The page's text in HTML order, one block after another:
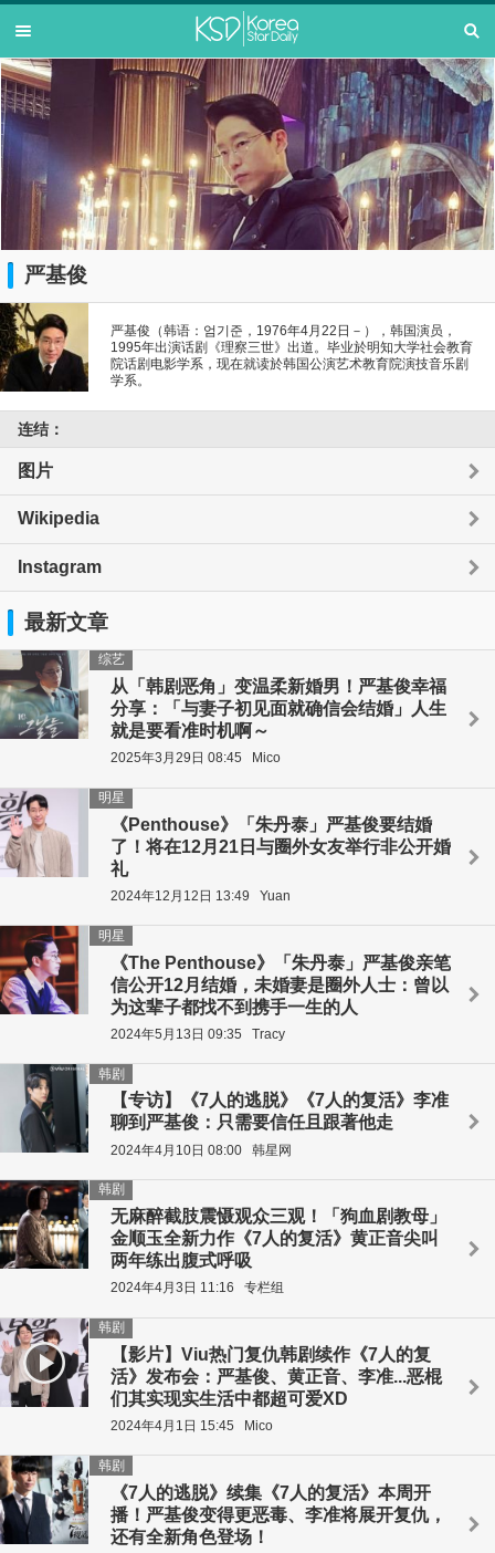
严基俊
严基俊（韩语：엄기준，1976年4月22日－），韩国演员，
1995年出演话剧《理察三世》出道。毕业於明知大学社会教育
院话剧电影学系，现在就读於韩国公演艺术教育院演技音乐剧
学系。
连结：
图片
Wikipedia
Instagram
最新文章
从「韩剧恶角」变温柔新婚男！严基俊幸福
分享：「与妻子初见面就确信会结婚」人生
就是要看准时机啊～
综艺
2025年3月29日 08:45 Mico
《Penthouse》「朱丹泰」严基俊要结婚
了！将在12月21日与圈外女友举行非公开婚
礼
明星
2024年12月12日 13:49 Yuan
《The Penthouse》「朱丹泰」严基俊亲笔
信公开12月结婚，未婚妻是圈外人士：曾以
为这辈子都找不到携手一生的人
明星
2024年5月13日 09:35 Tracy
【专访】《7人的逃脱》《7人的复活》李准
聊到严基俊：只需要信任且跟著他走
韩剧
2024年4月10日 08:00 韩星网
无麻醉截肢震慑观众三观！「狗血剧教母」
金顺玉全新力作《7人的复活》黄正音尖叫
两年练出腹式呼吸
韩剧
2024年4月3日 11:16 专栏组
【影片】Viu热门复仇韩剧续作《7人的复
活》发布会：严基俊、黄正音、李准...恶棍
们其实现实生活中都超可爱XD
韩剧
2024年4月1日 15:45 Mico
《7人的逃脱》续集《7人的复活》本周开
播！严基俊变得更恶毒、李准将展开复仇，
还有全新角色登场！
韩剧